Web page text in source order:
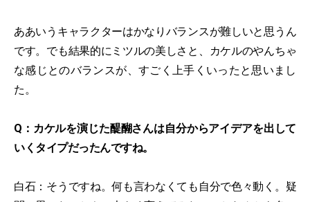
ああいうキャラクターはかなりバランスが難しいと思うん
です。でも結果的にミツルの美しさと、カケルのやんちゃ
な感じとのバランスが、すごく上手くいったと思いまし
た。
Q：カケルを演じた醍醐さんは自分からアイデアを出して
いくタイプだったんですね。
白石：そうですね。何も言わなくても自分で色々動く。疑